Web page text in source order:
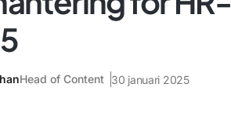
Head of Content 30 januari 2025